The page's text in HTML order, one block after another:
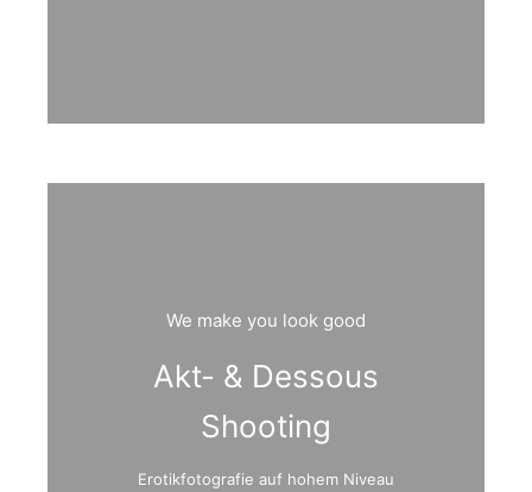
We make you look good
Akt- & Dessous
Shooting
Erotikfotografie auf hohem Niveau